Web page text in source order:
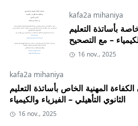
kafa2a mihaniya
بأساتذة التعليم
– مع التصحيح
16 nov., 2025
kafa2a mihaniya
المهنية الخاص بأساتذة التعليم
الثانوي التأهيلي – الفيزياء والكيمياء
16 nov., 2025